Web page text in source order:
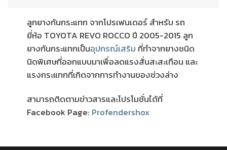
ลูกยางกันกระแทก จากโปรเฟนเดอร์ สำหรับ รถ
ยี่ห้อ TOYOTA REVO ROCCO ปี 2005-2015 ลูก
ยางกันกระแทกเป็นอุปกรณ์เสริม ที่ทำจากยางชนิด
นิดพิเศษที่ออกแบบมาเพื่อลดแรงสั่นสะสะเทือน และ
แรงกระแทกที่เกิดจากการทำงานของช่วงล่าง
สามารถติดตามข่าวสารและโปรโมชั่นได้ที่
Facebook Page: Profendershox